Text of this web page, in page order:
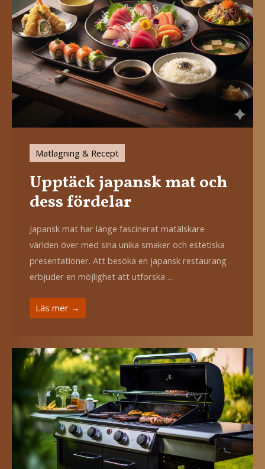
Matlagning & Recept
Upptäck japansk mat och
dess fördelar
Japansk mat har länge fascinerat matälskare
världen över med sina unika smaker och estetiska
presentationer. Att besöka en japansk restaurang
erbjuder en möjlighet att utforska …
Läs mer →